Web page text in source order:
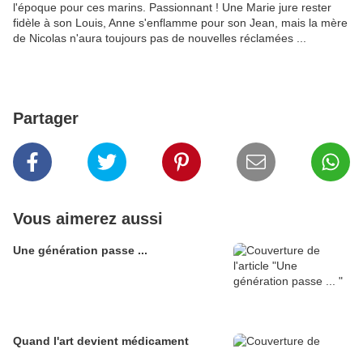
l'époque pour ces marins. Passionnant ! Une Marie jure rester
fidèle à son Louis, Anne s'enflamme pour son Jean, mais la mère
de Nicolas n'aura toujours pas de nouvelles réclamées ...
Partager
Vous aimerez aussi
Une génération passe ...
Quand l'art devient médicament